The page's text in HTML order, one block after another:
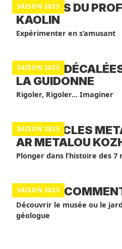
SAISON 2025
ATELIERS DU
KAOLIN
Expérimenter en s’amusant
SAISON 2025
VISITES
LA GUIDONNE
Rigoler, Rigoler... Imaginer
SAISON 2025
SPECTACLES
AR METALOU
Plonger dans l’histoire des
SAISON 2025
VISITES
Découvrir le musée ou le
géologue